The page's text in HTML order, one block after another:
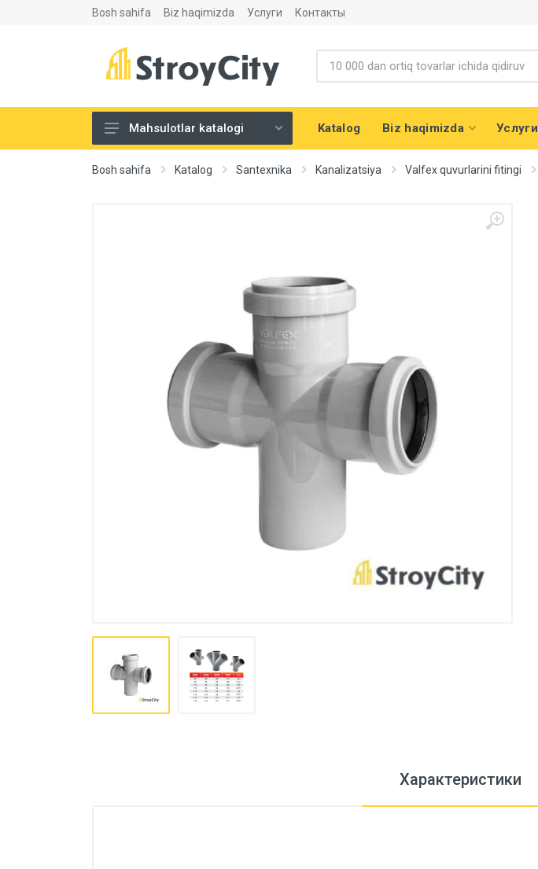
Bosh sahifa Biz haqimizda Услуги Контакты
Listovoy materiallar va
aksesuarlari
Bo'yoq va lak mahsulotlari
Pena, Kley, Germetiki
Mahsulotlar katalogi Katalog Biz haqimizda Услуги
Bosh sahifa Katalog Santexnika Kanalizatsiya Valfex quvurlarini fitingi
Характеристики